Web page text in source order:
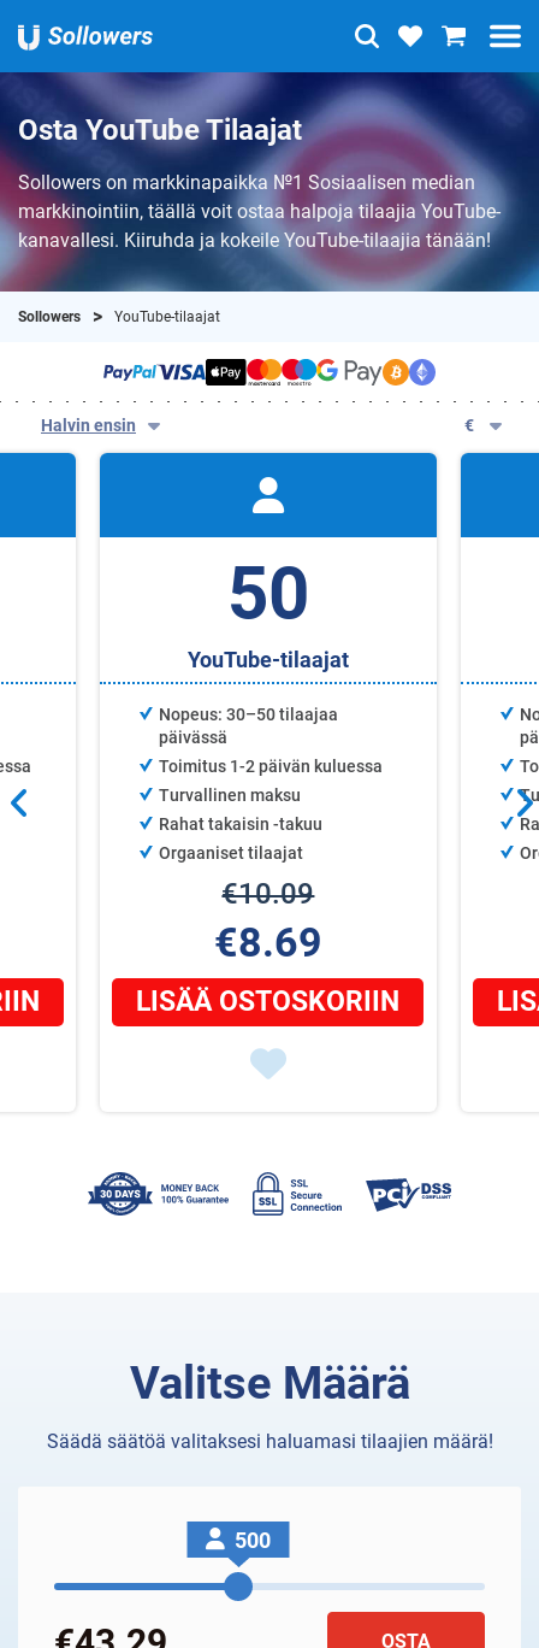
Osta YouTube Tilaajat
Sollowers on markkinapaikka №1 Sosiaalisen median
markkinointiin, täällä voit ostaa halpoja tilaajia YouTube-
kanavallesi. Kiiruhda ja kokeile YouTube-tilaajia tänään!
Sollowers YouTube-tilaajat
Halvin ensin €
50
YouTube-tilaajat
Nopeus: 30–50 tilaajaa
päivässä
Toimitus 1-2 päivän kuluessa
Turvallinen maksu
Rahat takaisin -takuu
Orgaaniset tilaajat
€10.09
€8.69
LISÄÄ OSTOSKORIIN
Valitse Määrä
Säädä säätöä valitaksesi haluamasi tilaajien määrä!
500
OSTA